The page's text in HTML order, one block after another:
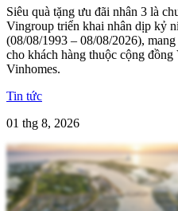
Siêu quà tặng ưu đãi nhân 3 là
Vingroup triển khai nhân dịp kỷ
(08/08/1993 – 08/08/2026),
cho khách hàng thuộc cộng
Vinhomes.
Tin tức
01 thg 8, 2026